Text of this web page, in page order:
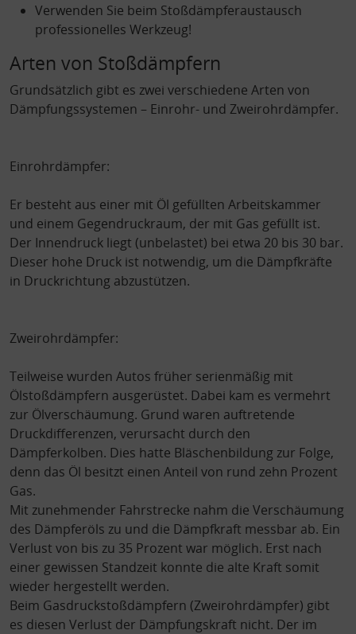
Verwenden Sie beim Stoßdämpferaustausch
professionelles Werkzeug!
Arten von Stoßdämpfern
Grundsätzlich gibt es zwei verschiedene Arten von
Dämpfungssystemen – Einrohr- und Zweirohrdämpfer.
Einrohrdämpfer:
Er besteht aus einer mit Öl gefüllten Arbeitskammer
und einem Gegendruckraum, der mit Gas gefüllt ist.
Der Innendruck liegt (unbelastet) bei etwa 20 bis 30 bar.
Dieser hohe Druck ist notwendig, um die Dämpfkräfte
in Druckrichtung abzustützen.
Zweirohrdämpfer:
Teilweise wurden Autos früher serienmäßig mit
Ölstoßdämpfern ausgerüstet. Dabei kam es vermehrt
zur Ölverschäumung. Grund waren auftretende
Druckdifferenzen, verursacht durch den
Dämpferkolben. Dies hatte Bläschenbildung zur Folge,
denn das Öl besitzt einen Anteil von rund zehn Prozent
Gas.
Mit zunehmender Fahrstrecke nahm die Verschäumung
des Dämpferöls zu und die Dämpfkraft messbar ab. Ein
Verlust von bis zu 35 Prozent war möglich. Erst nach
einer gewissen Standzeit konnte die alte Kraft somit
wieder hergestellt werden.
Beim Gasdruckstoßdämpfern (Zweirohrdämpfer) gibt
es diesen Verlust der Dämpfungskraft nicht. Der im
Entwicklung und Verbesserung der Angebote
Verwendung reduzierter Daten zur Auswahl von Inhalten
Verwendung genauer Standortdaten
Endgeräteeigenschaften zur Identifikation aktiv abfragen